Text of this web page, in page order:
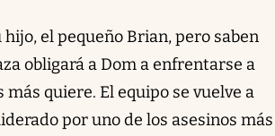
el pequeño Brian, pero saben
obligará a Dom a enfrentarse a
quiere. El equipo se vuelve a
por uno de los asesinos más